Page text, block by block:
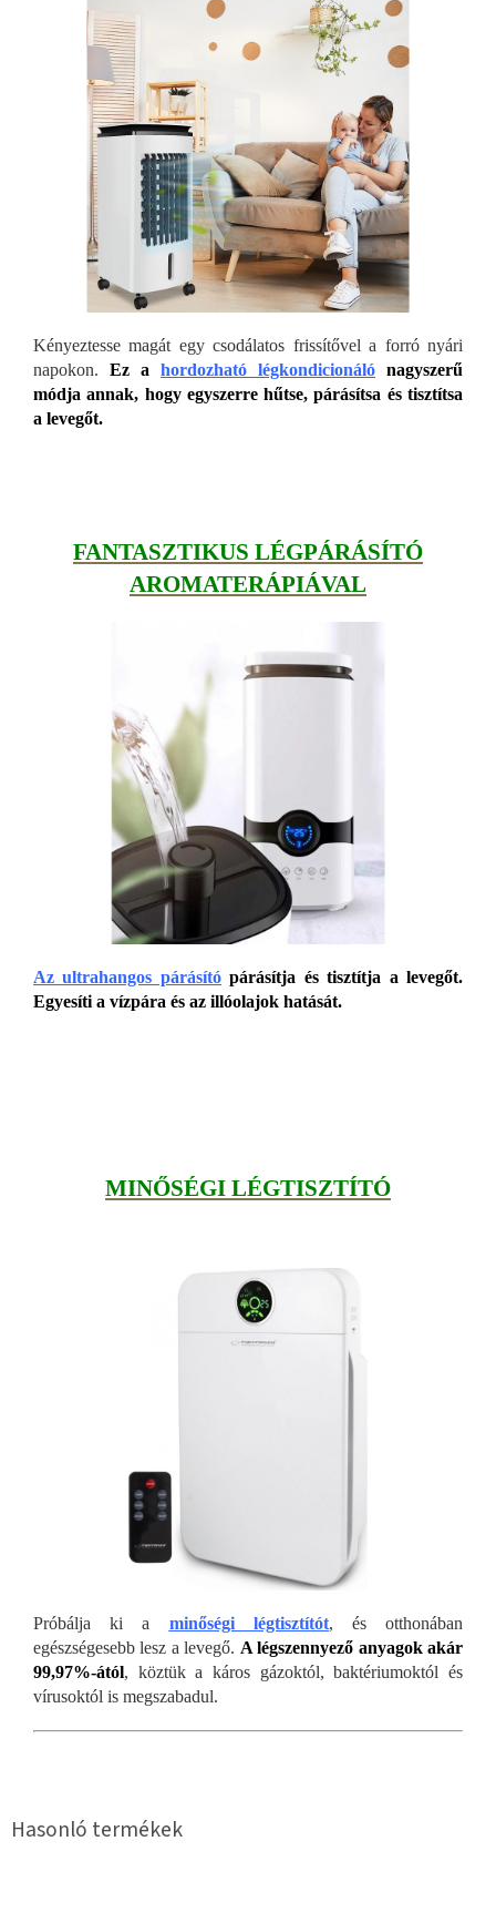
Kényeztesse magát egy csodálatos frissítővel a forró nyári
napokon. Ez a hordozható légkondicionáló nagyszerű
módja annak, hogy egyszerre hűtse, párásítsa és tisztítsa
a levegőt.
FANTASZTIKUS LÉGPÁRÁSÍTÓ
AROMATERÁPIÁVAL
Az ultrahangos párásítópárásítja és tisztítja a levegőt.
Egyesíti a vízpára és az illóolajok hatását.
MINŐSÉGI LÉGTISZTÍTÓ
Próbálja ki a minőségi légtisztítót, és otthonában
egészségesebb lesz a levegő. A légszennyező anyagok akár
99,97%-ától, köztük a káros gázoktól, baktériumoktól és
vírusoktól is megszabadul.